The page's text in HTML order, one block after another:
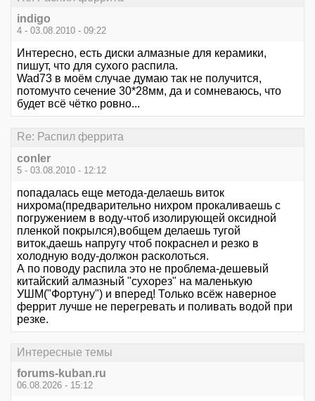
indigo
4 - 03.08.2010 - 09:22
Интересно, есть диски алмазные для керамики,
пишут, что для сухого распила.
Wad73 в моём случае думаю так не получится,
потомучто сечение 30*28мм, да и сомневаюсь, что
будет всё чётко ровно...
Re: Распил феррита
conler
5 - 03.08.2010 - 12:12
попадалась еще метода-делаешь виток
нихрома(предварительно нихром прокаливаешь с
погружением в воду-чтоб изолирующей оксидной
пленкой покрылся),вобщем делаешь тугой
виток,даешь напругу чтоб покраснел и резко в
холодную воду-должон расколоться.
А по поводу распила это не проблема-дешевый
китайский алмазный "сухорез" на маленькую
УШМ("Фортуну") и вперед! Только всёж наверное
феррит лучше не перегревать и поливать водой при
резке.
Интересные темы
forums-kuban.ru
06.08.2026 - 15:12